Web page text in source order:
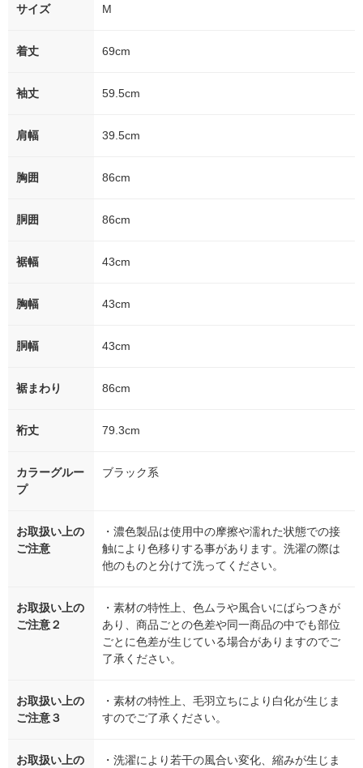
サイズ M
着丈 69cm
袖丈 59.5cm
肩幅 39.5cm
胸囲 86cm
胴囲 86cm
裾幅 43cm
胸幅 43cm
胴幅 43cm
裾まわり 86cm
裄丈 79.3cm
カラーグルー
プ
ブラック系
お取扱い上の
ご注意
・濃色製品は使用中の摩擦や濡れた状態での接
触により色移りする事があります。洗濯の際は
他のものと分けて洗ってください。
お取扱い上の
ご注意２
・素材の特性上、色ムラや風合いにばらつきが
あり、商品ごとの色差や同一商品の中でも部位
ごとに色差が生じている場合がありますのでご
了承ください。
お取扱い上の
ご注意３
・素材の特性上、毛羽立ちにより白化が生じま
すのでご了承ください。
お取扱い上の
・洗濯により若干の風合い変化、縮みが生じま